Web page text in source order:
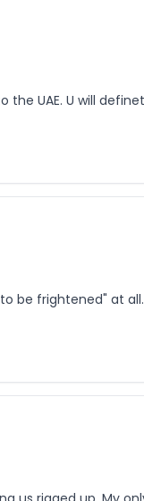
UAE. U will
be frightened" at